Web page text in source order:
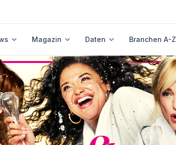
Magazin Daten Branchen A-Z